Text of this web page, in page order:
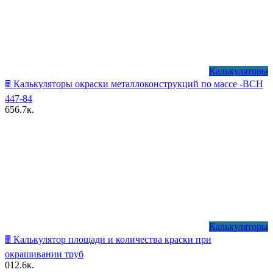
Калькуляторы
🖩 Калькуляторы окраски металлоконструкций по массе -ВСН
447-84
656.7к.
Калькуляторы
🖩 Калькулятор площади и количества краски при
окрашивании труб
012.6к.